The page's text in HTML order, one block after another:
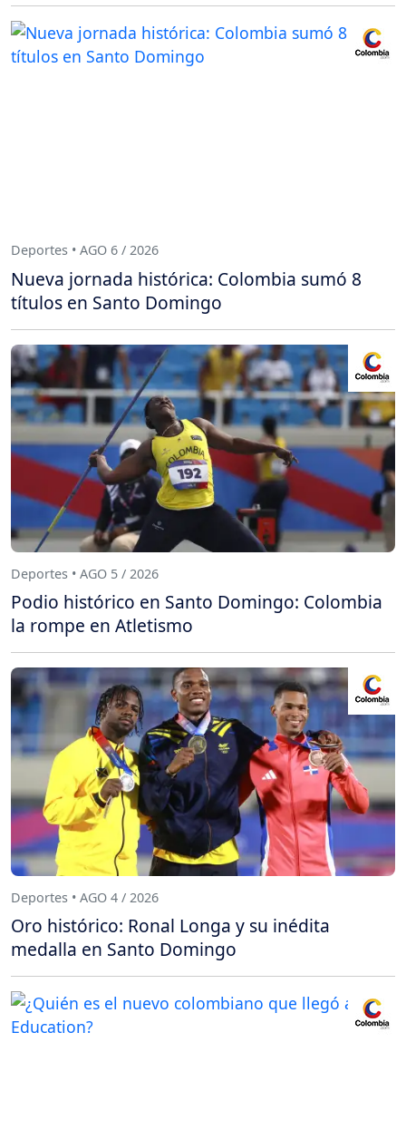
Deportes • AGO 6 / 2026
Nueva jornada histórica: Colombia sumó 8
títulos en Santo Domingo
Deportes • AGO 5 / 2026
Podio histórico en Santo Domingo: Colombia
la rompe en Atletismo
Deportes • AGO 4 / 2026
Oro histórico: Ronal Longa y su inédita
medalla en Santo Domingo